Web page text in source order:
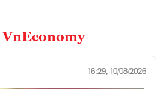
VnEconomy
16:29, 10/08/2026